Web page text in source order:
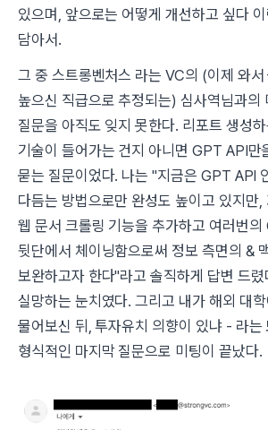
있으며, 앞으로는 어떻게 개선하고 싶다
담아서.
그 중 스트롱벤처스 라는 VC의 (이제 와서
높으신 직급으로 추정되는) 심사역님과의
질문을 아직도 잊지 못한다. 리포트 생성
기술이 들어가는 건지 아니면 GPT API만
묻는 질문이었다. 나는"지금은 GPT API
다듬는 방법으로만 완성도 높이고 있지만,
웹 문서 크롤링 기능을 추가하고 여러번
뒷단에서 체이닝함으로써 정보 측면의 &
보완하고자 한다"라고 솔직하게 답변 드
실망하는 눈치였다. 그리고 내가 해외 대학
물어보신 뒤, 투자유치 의향이 있냐 - 라는
형식적인 마지막 질문으로 미팅이 끝났다.